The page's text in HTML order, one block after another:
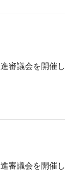
審議会を開催し
審議会を開催し